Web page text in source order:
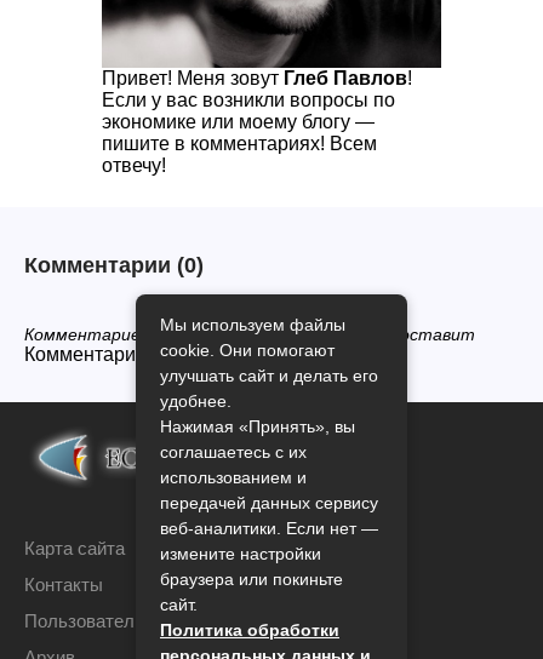
Привет! Меня зовут Глеб Павлов!
Если у вас возникли вопросы по
экономике или моему блогу —
пишите в комментариях! Всем
отвечу!
Комментарии (0)
Комментариев нет, будьте первым кто его оставит
Комментарии закрыты.
Карта сайта
Контакты
Пользовательское соглашение
Мы используем файлы
cookie. Они помогают
улучшать сайт и делать его
удобнее.
Нажимая «Принять», вы
соглашаетесь с их
использованием и
передачей данных сервису
веб-аналитики. Если нет —
измените настройки
браузера или покиньте
сайт.
Политика обработки